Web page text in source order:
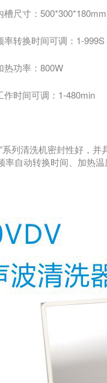
槽尺寸：500*300*180mm
率转换时间可调：1-999S
热功率：800W
作时间可调：1-480min
列清洗机密封性好，
自动转换时间、加热